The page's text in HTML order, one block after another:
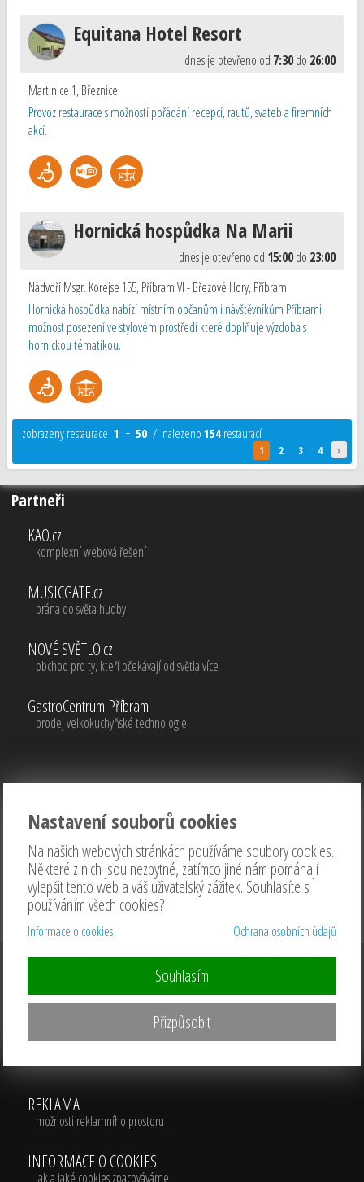
Equitana Hotel Resort
dnes je otevřeno od 7:30do 26:00
Martinice 1,Březnice
Provoz restaurace s možností pořádání recepcí, rautů, svateb a firemních
akcí.
Hornická hospůdka Na Marii
dnes je otevřeno od 15:00do 23:00
Nádvoří Msgr. Korejse 155, Příbram VI - Březové Hory,Příbram
Hornická hospůdka nabízí místním občanům i návštěvníkům Příbrami
možnost posezení ve stylovém prostředí které doplňuje výzdoba s
hornickou tématikou.
zobrazeny restaurace 1 − 50/ nalezeno 154restaurací
1 2 3 4 ›
Partneři
KAO.cz
komplexní webová řešení
MUSICGATE.cz
brána do světa hudby
NOVÉ SVĚTLO.cz
obchod pro ty, kteří očekávají od světla více
GastroCentrum Příbram
prodej velkokuchyňské technologie
OCHRANA OSOBNÍCH ÚDAJŮ
jak a jaké osobní údaje zpracováváme
REKLAMA
možnosti reklamního prostoru
INFORMACE O COOKIES
jak a jaké cookies zpacováváme
Nastavení souborů cookies
Na našich webových stránkách používáme soubory cookies.
Některé z nich jsou nezbytné, zatímco jiné nám pomáhají
vylepšit tento web a váš uživatelský zážitek. Souhlasíte s
používáním všech cookies?
Informace o cookies Ochrana osobních údajů
Souhlasím
Přizpůsobit